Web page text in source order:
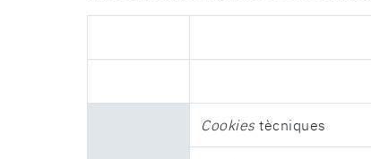
Cookies tècniques